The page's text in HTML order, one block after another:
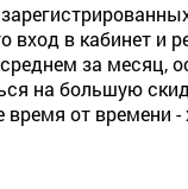
вход в кабинет и
за месяц,
на большую
от времени